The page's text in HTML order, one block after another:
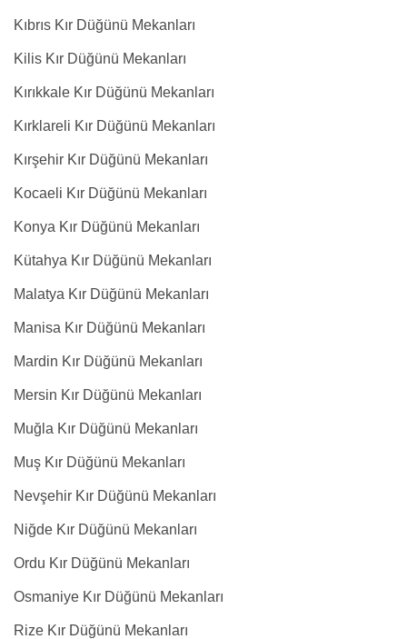
Kıbrıs Kır Düğünü Mekanları
Kilis Kır Düğünü Mekanları
Kırıkkale Kır Düğünü Mekanları
Kırklareli Kır Düğünü Mekanları
Kırşehir Kır Düğünü Mekanları
Kocaeli Kır Düğünü Mekanları
Konya Kır Düğünü Mekanları
Kütahya Kır Düğünü Mekanları
Malatya Kır Düğünü Mekanları
Manisa Kır Düğünü Mekanları
Mardin Kır Düğünü Mekanları
Mersin Kır Düğünü Mekanları
Muğla Kır Düğünü Mekanları
Muş Kır Düğünü Mekanları
Nevşehir Kır Düğünü Mekanları
Niğde Kır Düğünü Mekanları
Ordu Kır Düğünü Mekanları
Osmaniye Kır Düğünü Mekanları
Rize Kır Düğünü Mekanları